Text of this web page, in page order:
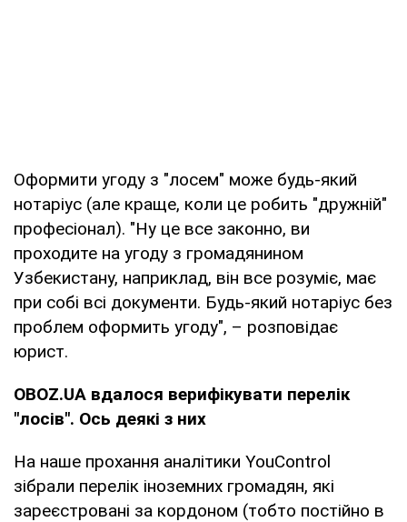
Оформити угоду з "лосем" може будь-який
нотаріус (але краще, коли це робить "дружній"
професіонал). "Ну це все законно, ви
проходите на угоду з громадянином
Узбекистану, наприклад, він все розуміє, має
при собі всі документи. Будь-який нотаріус без
проблем оформить угоду", – розповідає
юрист.
OBOZ.UA вдалося верифікувати перелік
"лосів". Ось деякі з них
На наше прохання аналітики YouControl
зібрали перелік іноземних громадян, які
зареєстровані за кордоном (тобто постійно в